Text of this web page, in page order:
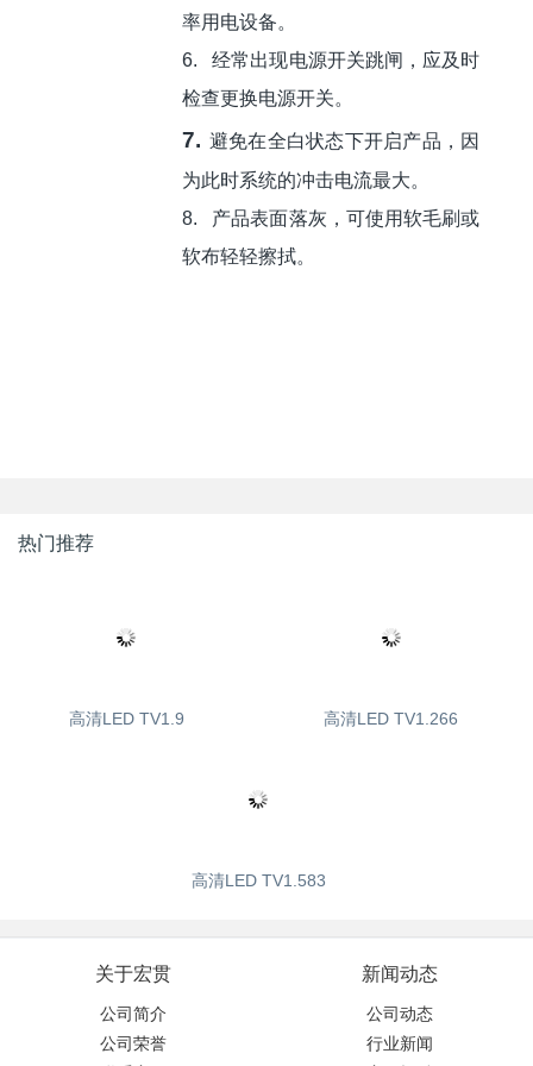
率用电设备。
6.
经常出现电源开关跳闸，应及时
检查更换电源开关。
7. 避免在全白状态下开启产品，因
为此时系统的冲击电流最大。
8.
产品表面落灰，可使用软毛刷或
软布轻轻擦拭。
热门推荐
高清LED TV1.9 高清LED TV1.266
高清LED TV1.583
关于宏贯
公司简介
公司荣誉
新闻动态
公司动态
行业新闻